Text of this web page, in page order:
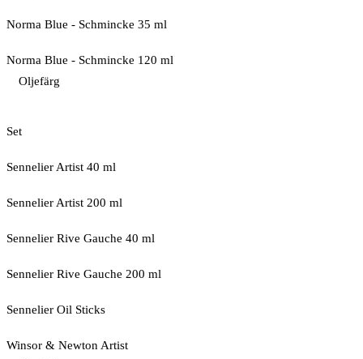
Norma Blue - Schmincke 35 ml
Norma Blue - Schmincke 120 ml
Oljefärg
Set
Sennelier Artist 40 ml
Sennelier Artist 200 ml
Sennelier Rive Gauche 40 ml
Sennelier Rive Gauche 200 ml
Sennelier Oil Sticks
Winsor & Newton Artist